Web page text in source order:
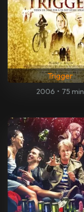
Trigger
2006 • 75 min